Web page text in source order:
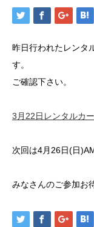
昨日行われたレンタ
す。
ご確認下さい。
3月22日レンタルカ
次回は4月26日(日
みなさんのご参加お